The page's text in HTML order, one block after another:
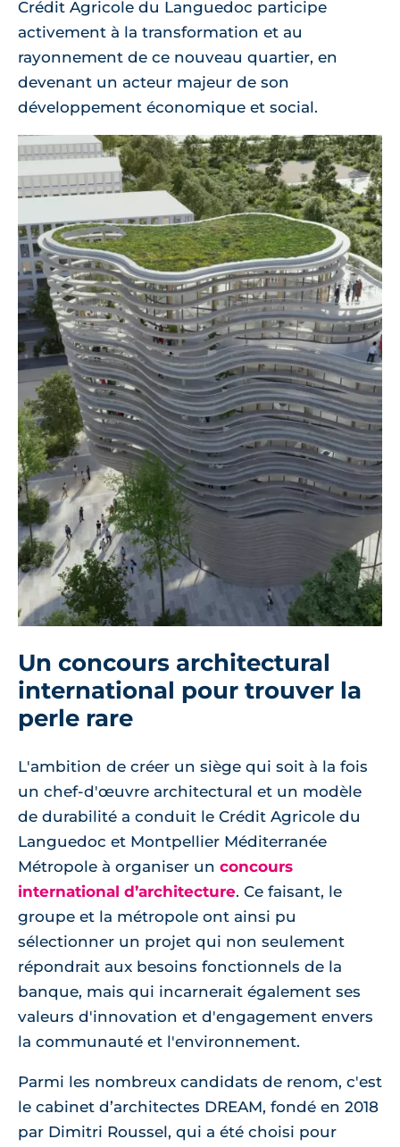
Crédit Agricole du Languedoc participe
activement à la transformation et au
rayonnement de ce nouveau quartier, en
devenant un acteur majeur de son
développement économique et social.
Un concours architectural
international pour trouver la
perle rare
L'ambition de créer un siège qui soit à la fois
un chef-d'œuvre architectural et un modèle
de durabilité a conduit le Crédit Agricole du
Languedoc et Montpellier Méditerranée
Métropole à organiser un concours
international d’architecture. Ce faisant, le
groupe et la métropole ont ainsi pu
sélectionner un projet qui non seulement
répondrait aux besoins fonctionnels de la
banque, mais qui incarnerait également ses
valeurs d'innovation et d'engagement envers
la communauté et l'environnement.
Parmi les nombreux candidats de renom, c'est
le cabinet d’architectes DREAM, fondé en 2018
par Dimitri Roussel, qui a été choisi pour